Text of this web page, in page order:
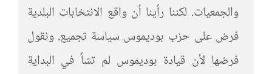
والجمعيات. لكننا رأينا أن واقع الانتخابات البلدية
فرض على حزب بوديموس سياسة تجميع. ونقول
فرضها لأن قيادة بوديموس لم تشأ في البداية